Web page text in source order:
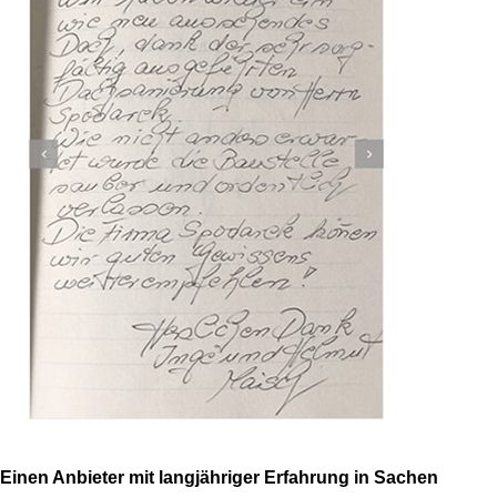
Einen Anbieter mit langjähriger Erfahrung in Sachen